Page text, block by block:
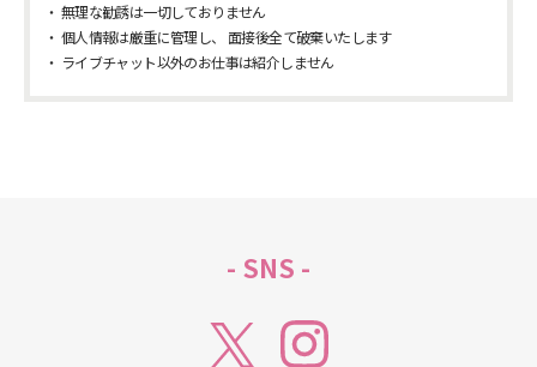
無理な勧誘は一切しておりません
個人情報は厳重に管理し、 面接後全て破棄いたします
ライブチャット以外のお仕事は紹介しません
- SNS -